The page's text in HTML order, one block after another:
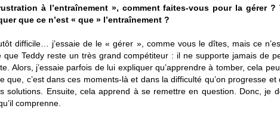
à l’entraînement », comment faites-vous pour la gérer ?
que ce n’est « que » l’entraînement ?
difficile… j’essaie de le « gérer », comme vous le dîtes, mais ce
que Teddy reste un très grand compétiteur : il ne supporte jamais de
Alors, j’essaie parfois de lui expliquer qu’apprendre à tomber, cela
que, c’est dans ces moments-là et dans la difficulté qu’on progresse et
solutions. Ensuite, cela apprend à se remettre en question. Donc, je
comprenne.